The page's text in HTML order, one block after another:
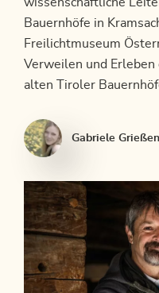
Bauernhöfe in
Freilichtmuseum
Verweilen und
alten Tiroler
Gabriele